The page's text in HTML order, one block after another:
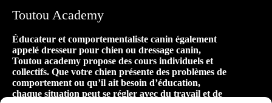
Toutou Academy
Éducateur et comportementaliste canin également
appelé dresseur pour chien ou dressage canin,
Toutou academy propose des cours individuels et
collectifs. Que votre chien présente des problèmes de
comportement ou qu’il ait besoin d’éducation,
chaque situation peut se régler avec du travail et de